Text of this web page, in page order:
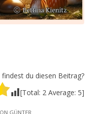
findest du diesen Beitrag?
[Total: 2 Average: 5]
GÜNTER